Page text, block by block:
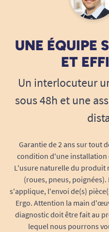
UNE ÉQUIPE
ET
Un interlocuteur
sous 48h et une
Garantie de 2 ans sur tout
condition d'une
L'usure naturelle du produit
(roues, pneus, poignées).
s'applique, l'envoi de(s)
Ergo. Attention la main
diagnostic doit être fait au
lequel nous pourrons